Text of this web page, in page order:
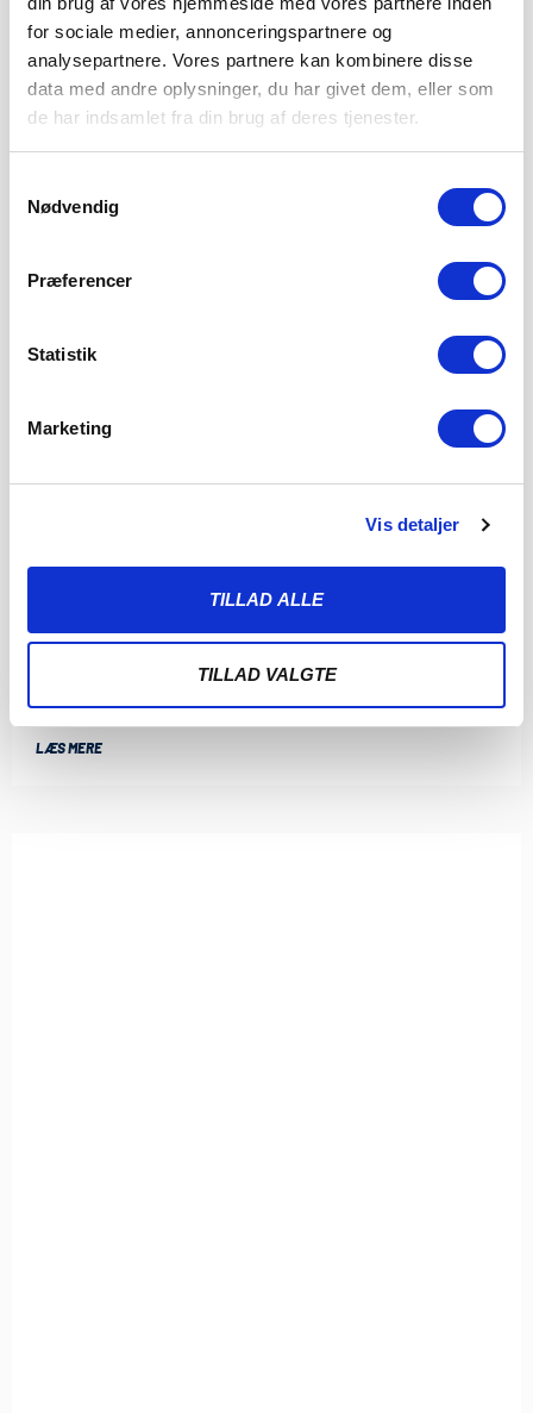
for sociale medier, annonceringspartnere og
analysepartnere. Vores partnere kan kombinere disse
data med andre oplysninger, du har givet dem, eller som
de har indsamlet fra din brug af deres tjenester.
Nødvendig
Præferencer
Statistik
Marketing
Vis detaljer
TILLAD ALLE
TILLAD VALGTE
FATAH EFTER STÆRKT POINT
7. AUGUST 2026
Stolthed! Det er det, der fylder for cheftræner Fatah
Abdirahman efter sæsonens første point. Det
LÆS MERE